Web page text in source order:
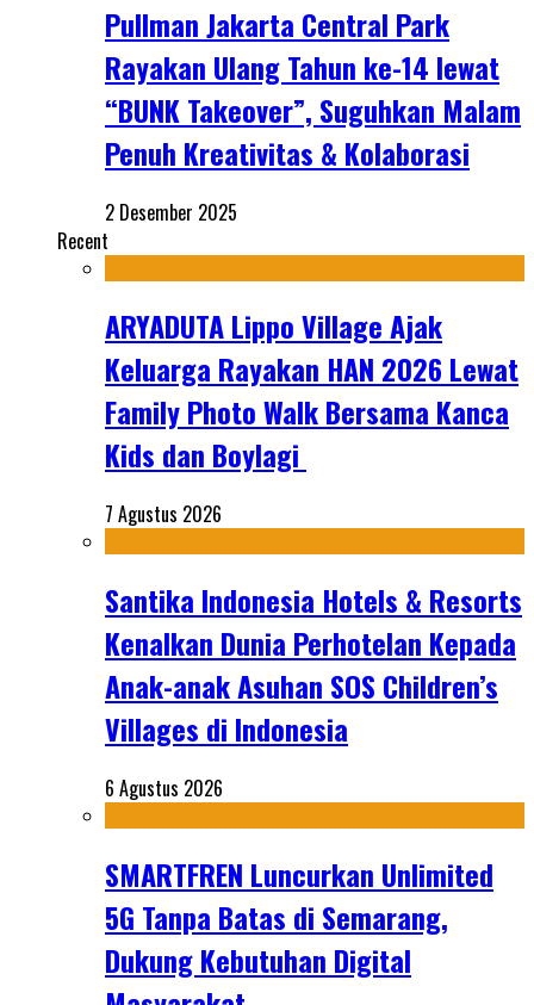
Pullman Jakarta Central Park
Rayakan Ulang Tahun ke-14 lewat
“BUNK Takeover”, Suguhkan Malam
Penuh Kreativitas & Kolaborasi
2 Desember 2025
Recent
ARYADUTA Lippo Village Ajak
Keluarga Rayakan HAN 2026 Lewat
Family Photo Walk Bersama Kanca
Kids dan Boylagi
7 Agustus 2026
Santika Indonesia Hotels & Resorts
Kenalkan Dunia Perhotelan Kepada
Anak-anak Asuhan SOS Children’s
Villages di Indonesia
6 Agustus 2026
SMARTFREN Luncurkan Unlimited
5G Tanpa Batas di Semarang,
Dukung Kebutuhan Digital